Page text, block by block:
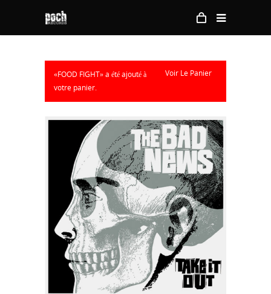
Voir Le Panier
«FOOD FIGHT» a été ajouté à
votre panier.